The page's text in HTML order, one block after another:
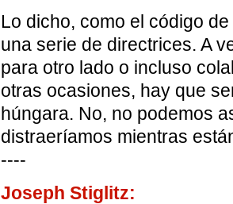
Lo dicho, como el código
una serie de directrices. A
para otro lado o incluso
otras ocasiones, hay que
húngara. No, no podemos
distraeríamos mientras
----
Joseph Stiglitz: